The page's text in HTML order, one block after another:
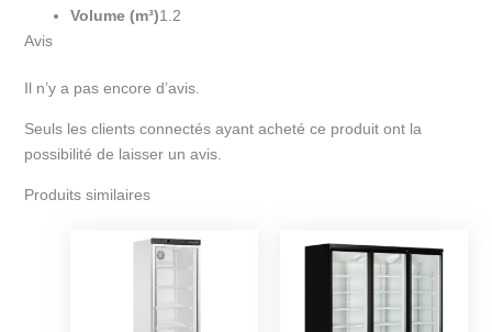
Volume (m³)1.2
Avis
Il n’y a pas encore d’avis.
Seuls les clients connectés ayant acheté ce produit ont la
possibilité de laisser un avis.
Produits similaires